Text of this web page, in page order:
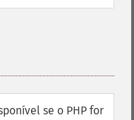
se o PHP for